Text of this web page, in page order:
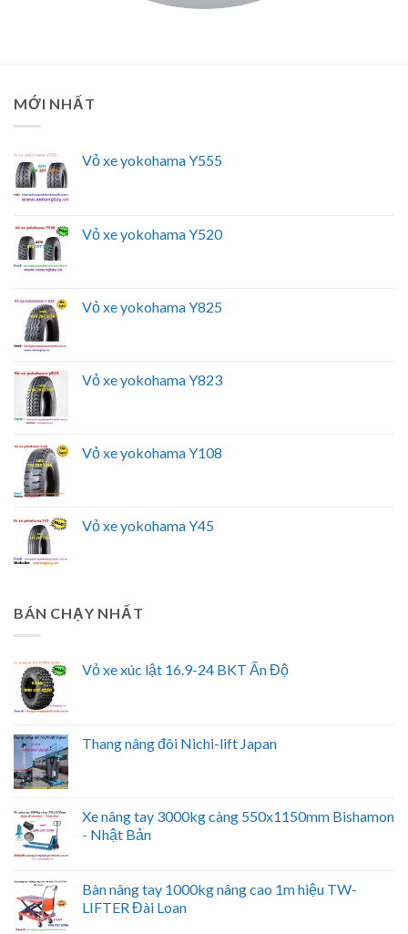
MỚI NHẤT
Vỏ xe yokohama Y555
Vỏ xe yokohama Y520
Vỏ xe yokohama Y825
Vỏ xe yokohama Y823
Vỏ xe yokohama Y108
Vỏ xe yokohama Y45
BÁN CHẠY NHẤT
Vỏ xe xúc lật 16.9-24 BKT Ấn Độ
Thang nâng đôi Nichi-lift Japan
Xe nâng tay 3000kg càng 550x1150mm Bishamon
- Nhật Bản
Bàn nâng tay 1000kg nâng cao 1m hiệu TW-
LIFTER Đài Loan